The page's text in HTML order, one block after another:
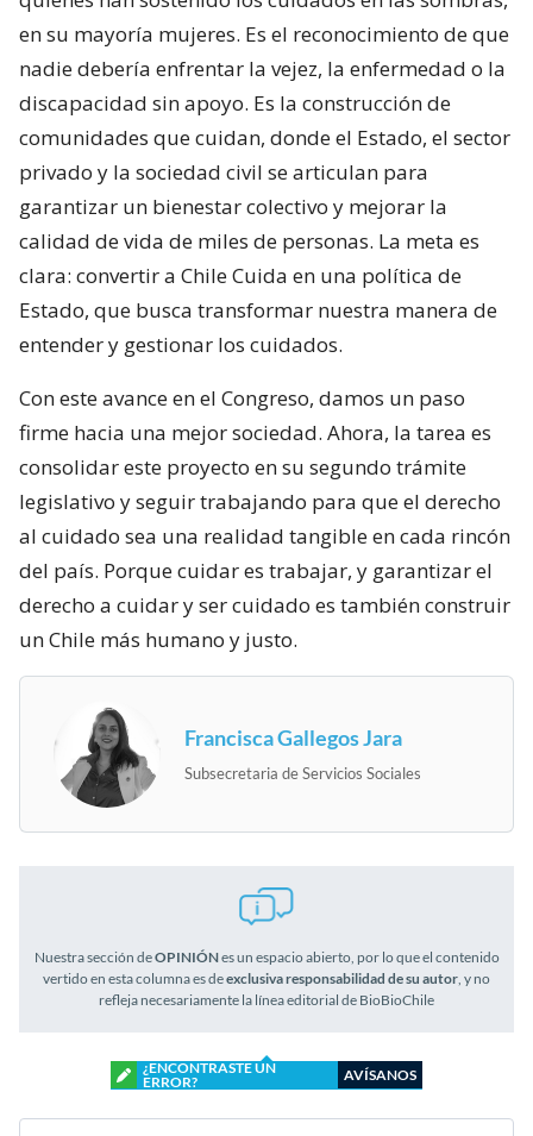
en su mayoría mujeres. Es el reconocimiento de que
nadie debería enfrentar la vejez, la enfermedad o la
discapacidad sin apoyo. Es la construcción de
comunidades que cuidan, donde el Estado, el sector
privado y la sociedad civil se articulan para
garantizar un bienestar colectivo y mejorar la
calidad de vida de miles de personas. La meta es
clara: convertir a Chile Cuida en una política de
Estado, que busca transformar nuestra manera de
entender y gestionar los cuidados.
Con este avance en el Congreso, damos un paso
firme hacia una mejor sociedad. Ahora, la tarea es
consolidar este proyecto en su segundo trámite
legislativo y seguir trabajando para que el derecho
al cuidado sea una realidad tangible en cada rincón
del país. Porque cuidar es trabajar, y garantizar el
derecho a cuidar y ser cuidado es también construir
un Chile más humano y justo.
Francisca Gallegos Jara
Subsecretaria de Servicios Sociales
Nuestra sección deOPINIÓNes un espacio abierto, por lo que el contenido
vertido en esta columna es deexclusiva responsabilidad de su autor , y no
refleja necesariamente la línea editorial de BioBioChile
¿ENCONTRASTE UN
ERROR?
AVÍSANOS